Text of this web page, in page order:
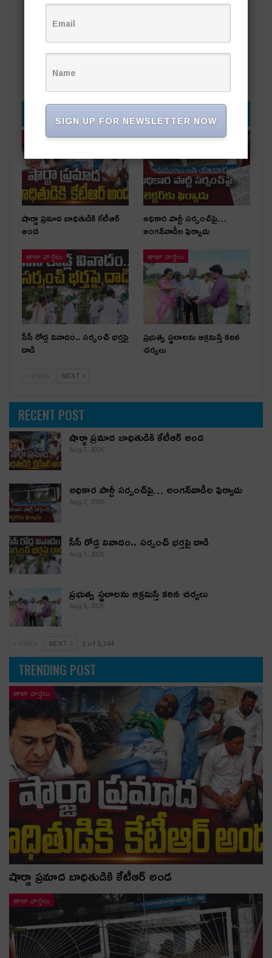
YOU MIGHT ALSO LIKE
తాజా వార్తలు
షార్జా ప్రమాద బాధితుడికి కేటీఆర్
అండ
తాజా వార్తలు
అధికార పార్టీ స‌ర్పంచ్‌పై…
అంగ‌న్‌వాడీల ఫిర్యాదు
తాజా వార్తలు
సీసీ రోడ్ల వివాదం.. స‌ర్పంచ్ భ‌ర్త‌పై
దాడి
తాజా వార్తలు
ప్రభుత్వ స్థలాలను ఆక్రమిస్తే కఠిన
చర్యలు
NEXT
RECENT POST
షార్జా ప్రమాద బాధితుడికి కేటీఆర్ అండ
Aug 7, 2026
అధికార పార్టీ స‌ర్పంచ్‌పై… అంగ‌న్‌వాడీల ఫిర్యాదు
Aug 7, 2026
సీసీ రోడ్ల వివాదం.. స‌ర్పంచ్ భ‌ర్త‌పై దాడి
Aug 7, 2026
ప్రభుత్వ స్థలాలను ఆక్రమిస్తే కఠిన చర్యలు
Aug 6, 2026
NEXT 1 of 1,144
TRENDING POST
తాజా వార్తలు
షార్జా ప్రమాద బాధితుడికి కేటీఆర్ అండ
తాజా వార్తలు
SIGN UP FOR NEWSLETTER NOW